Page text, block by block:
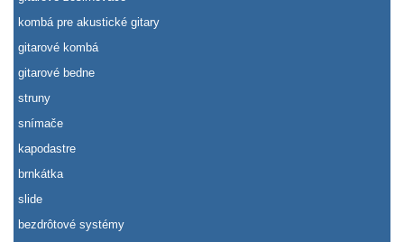
kombá pre akustické gitary
gitarové kombá
gitarové bedne
struny
snímače
kapodastre
brnkátka
slide
bezdrôtové systémy